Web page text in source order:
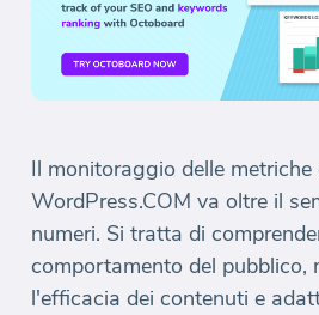
Il monitoraggio delle metriche
WordPress.COM va oltre il
numeri. Si tratta di
comportamento del pubblico,
l'efficacia dei contenuti e